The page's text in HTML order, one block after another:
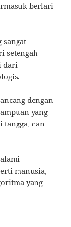
berlari
sangat
setengah
dari
dengan
yang
dan
manusia,
yang